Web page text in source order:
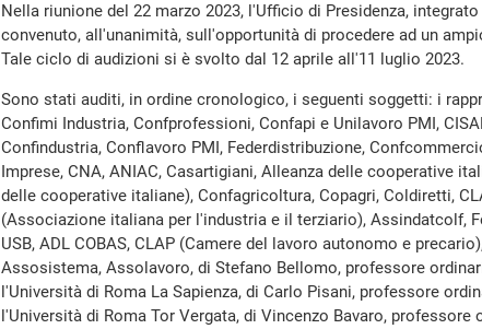
Nella riunione del 22 marzo 2023, l'Ufficio di Presidenza,
convenuto, all'unanimità, sull'opportunità di procedere ad un
Tale ciclo di audizioni si è svolto dal 12 aprile all'11 luglio 2023.
Sono stati auditi, in ordine cronologico, i seguenti soggetti: i
Confimi Industria, Confprofessioni, Confapi e Unilavoro PMI,
Confindustria, Conflavoro PMI, Federdistribuzione,
Imprese, CNA, ANIAC, Casartigiani, Alleanza delle cooperative
delle cooperative italiane), Confagricoltura, Copagri, Coldiretti,
(Associazione italiana per l'industria e il terziario), Assindatcolf,
USB, ADL COBAS, CLAP (Camere del lavoro autonomo e
Assosistema, Assolavoro, di Stefano Bellomo, professore
l'Università di Roma La Sapienza, di Carlo Pisani, professore
l'Università di Roma Tor Vergata, di Vincenzo Bavaro,